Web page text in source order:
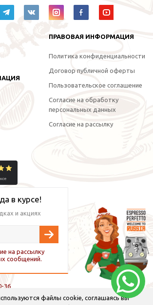
файлы cookie, соглашаясь вы
ПРАВОВАЯ ИНФОРМАЦИЯ
Политика конфиденциальности
Договор публичной оферты
Пользовательское соглашение
Согласие на обработку
персональных данных
Согласие на рассылку
в курсе!
и акциях
на рассылку
сообщений.
36
99 (WhatsApp, Viber, Telegram)